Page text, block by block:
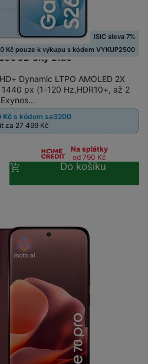
Sky Blue
ISIC sleva 7%
Kč pouze k výkupu s kódem VYKUP2500
Dynamic LTPO AMOLED 2X
px (1-120 Hz,HDR10+, až 2
Kč s kódemsa3200
za 27 499 Kč
Na splátky
od 790 Kč
Do košíku